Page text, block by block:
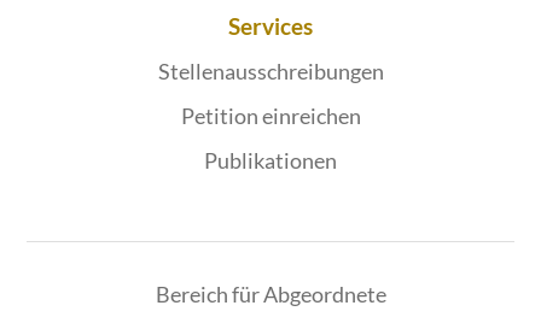
Services
Stellenausschreibungen
Petition einreichen
Publikationen
Bereich für Abgeordnete